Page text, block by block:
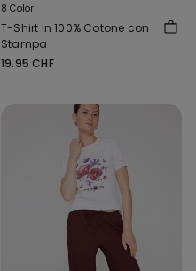
8 Colori
T-Shirt in 100% Cotone con
Stampa
19.95 CHF